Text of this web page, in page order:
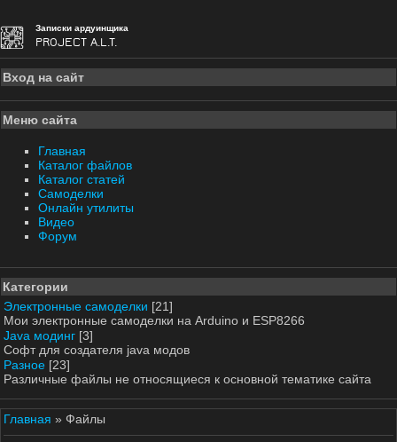
Записки ардуинщика
PROJECT A.L.T.
Вход на сайт
Меню сайта
Главная
Каталог файлов
Каталог статей
Самоделки
Онлайн утилиты
Видео
Форум
Категории
Электронные самоделки [21]
Мои электронные самоделки на Arduino и ESP8266
Java модинг [3]
Софт для создателя java модов
Разное [23]
Различные файлы не относящиеся к основной тематике сайта
Главная » Файлы